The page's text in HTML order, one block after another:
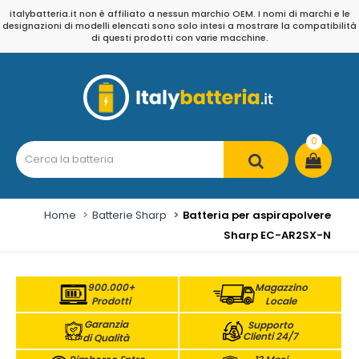
italybatteria.it non è affiliato a nessun marchio OEM. I nomi di marchi e le
designazioni di modelli elencati sono solo intesi a mostrare la compatibilità
di questi prodotti con varie macchine.
0
Home Batterie Sharp
Batteria per aspirapolvere
Sharp EC-AR2SX-N
900.000+
Prodotti
Magazzino
Locale
Garanzia
di Qualità
Supporto
Clienti 24/7